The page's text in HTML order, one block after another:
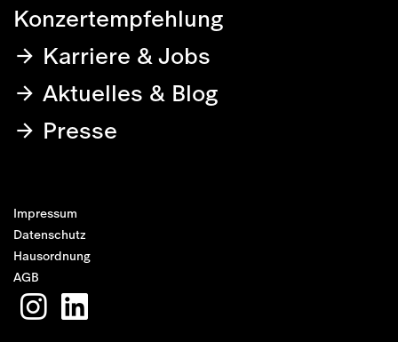
Konzertempfehlung
Karriere & Jobs
Aktuelles & Blog
Presse
Impressum
Datenschutz
Hausordnung
AGB